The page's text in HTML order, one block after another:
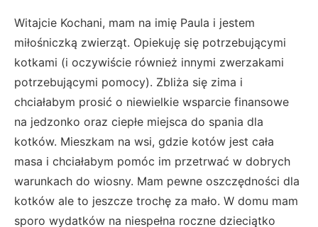
Witajcie Kochani, mam na imię Paula i jestem
miłośniczką zwierząt. Opiekuję się potrzebującymi
kotkami (i oczywiście również innymi zwerzakami
potrzebującymi pomocy). Zbliża się zima i
chciałabym prosić o niewielkie wsparcie finansowe
na jedzonko oraz ciepłe miejsca do spania dla
kotków. Mieszkam na wsi, gdzie kotów jest cała
masa i chciałabym pomóc im przetrwać w dobrych
warunkach do wiosny. Mam pewne oszczędności dla
kotków ale to jeszcze trochę za mało. W domu mam
sporo wydatków na niespełna roczne dzieciątko